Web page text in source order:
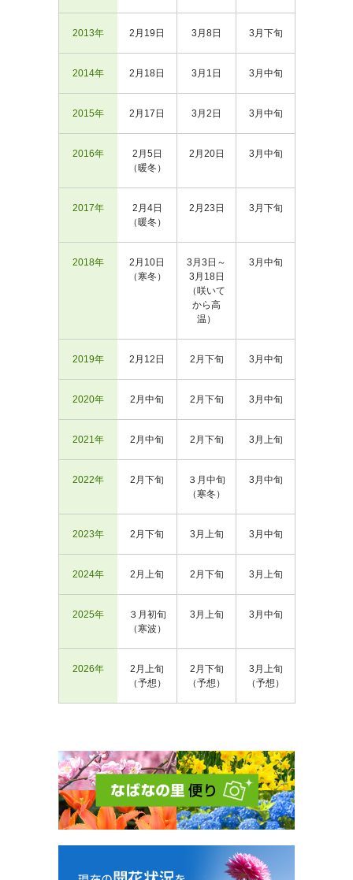
2013年 2月19日 3月8日 3月下旬
2014年 2月18日 3月1日 3月中旬
2015年 2月17日 3月2日 3月中旬
2016年
2月5日
（暖冬）
2月20日 3月中旬
2017年
2月4日
（暖冬）
2月23日 3月下旬
2018年
2月10日
（寒冬）
3月3日～
3月18日
（咲いて
から高
温）
3月中旬
2019年 2月12日 2月下旬 3月中旬
2020年 2月中旬 2月下旬 3月中旬
2021年 2月中旬 2月下旬 3月上旬
2022年 2月下旬
３月中旬
（寒冬）
3月中旬
2023年 2月下旬 3月上旬 3月中旬
2024年 2月上旬 2月下旬 3月上旬
2025年
３月初旬
（寒波）
3月上旬 3月中旬
2026年
2月上旬
（予想）
2月下旬
（予想）
3月上旬
（予想）